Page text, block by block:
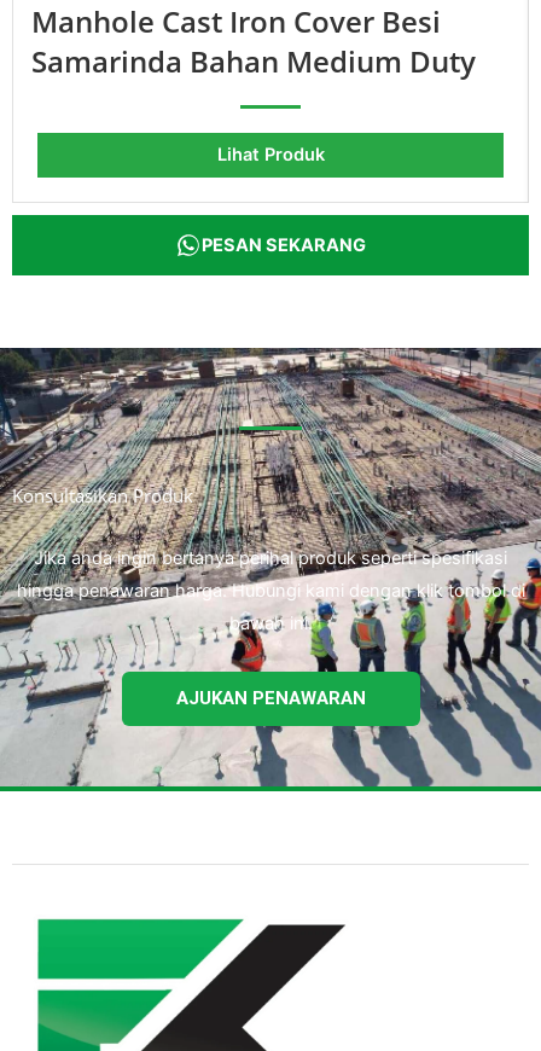
Manhole Cast Iron Cover Besi
Samarinda Bahan Medium Duty
Lihat Produk
PESAN SEKARANG
Konsultasikan Produk
Jika anda ingin bertanya perihal produk seperti spesifikasi
hingga penawaran harga. Hubungi kami dengan klik tombol di
bawah ini.
AJUKAN PENAWARAN